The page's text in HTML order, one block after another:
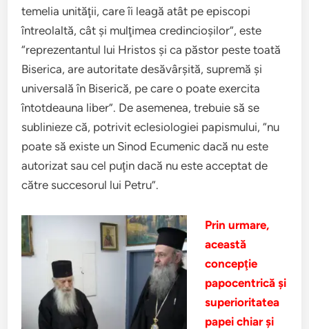
temelia unităţii, care îi leagă atât pe episcopi
întreolaltă, cât şi mulţimea credincioşilor”, este
“reprezentantul lui Hristos şi ca păstor peste toată
Biserica, are autoritate desăvârşită, supremă şi
universală în Biserică, pe care o poate exercita
întotdeauna liber”. De asemenea, trebuie să se
sublinieze că, potrivit eclesiologiei papismului, “nu
poate să existe un Sinod Ecumenic dacă nu este
autorizat sau cel puţin dacă nu este acceptat de
către succesorul lui Petru”.
Prin urmare,
această
concepţie
papocentrică şi
superioritatea
papei chiar şi